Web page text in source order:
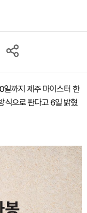
까지 제주 마이스터 한
식으로 판다고 6일 밝혔